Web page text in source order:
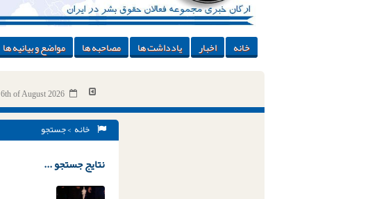
خانه اخبار یادداشت ها مصاحبه ها مواضع و بیانیه ها
6th of August 2026
خانه > جستجو
نتایج جستجو ...